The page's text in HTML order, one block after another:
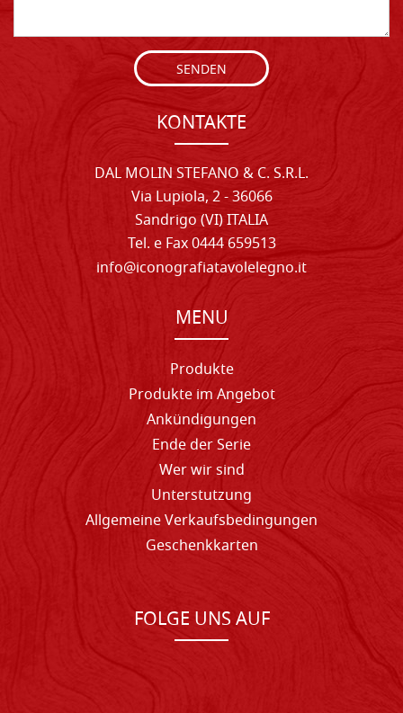
SENDEN
KONTAKTE
DAL MOLIN STEFANO & C. S.R.L.
Via Lupiola, 2 - 36066
Sandrigo (VI) ITALIA
Tel. e Fax 0444 659513
info@iconografiatavolelegno.it
MENU
Produkte
Produkte im Angebot
Ankündigungen
Ende der Serie
Wer wir sind
Unterstutzung
Allgemeine Verkaufsbedingungen
Geschenkkarten
FOLGE UNS AUF